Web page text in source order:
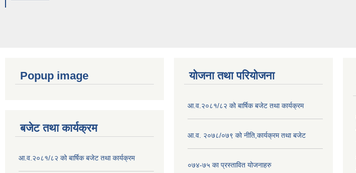
Popup image
बजेट तथा कार्यक्रम
आ.व.२०८१/८२ को बार्षिक बजेट तथा कार्यक्रम
योजना तथा परियोजना
आ.व.२०८१/८२ को बार्षिक बजेट तथा कार्यक्रम
आ.व. २०७८/०७९ को नीति,कार्यक्रम तथा बजेट
०७४-७५ का प्रस्तावित योजनाहरु